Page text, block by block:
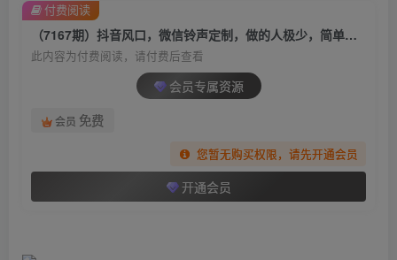
（7167期）抖音风口，微信铃声定制，做的人极少，简单无脑不需要自己会制作，每天…
此内容为付费阅读，请付费后查看
会员专属资源
会员 免费
您暂无购买权限，请先开通会员
开通会员
付费阅读